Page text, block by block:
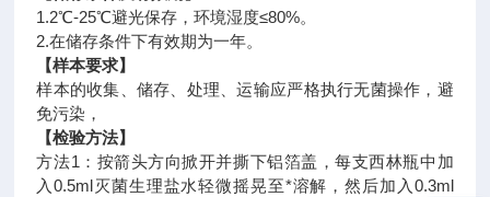
1.2℃-25℃避光保存，环境湿度≤80%。
2.在储存条件下有效期为一年。
【样本要求】
样本的收集、储存、处理、运输应严格执行无菌操作，避
免污染，
【检验方法】
方法1：按箭头方向掀开并撕下铝箔盖，每支西林瓶中加
入0.5ml灭菌生理盐水轻微摇晃至*溶解，然后加入0.3ml